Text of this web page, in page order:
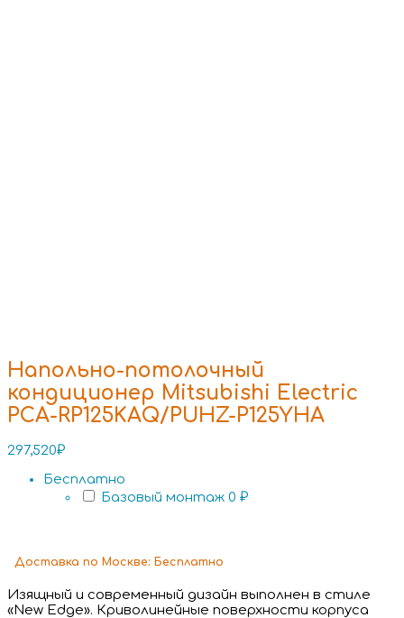
Напольно-потолочный
кондиционер Mitsubishi Electric
PCA-RP125KAQ/PUHZ-P125YHA
297,520₽
Бесплатно
Базовый монтаж 0 ₽
Доставка по Москве: Бесплатно
Изящный и современный дизайн выполнен в стиле
«New Edge». Криволинейные поверхности корпуса